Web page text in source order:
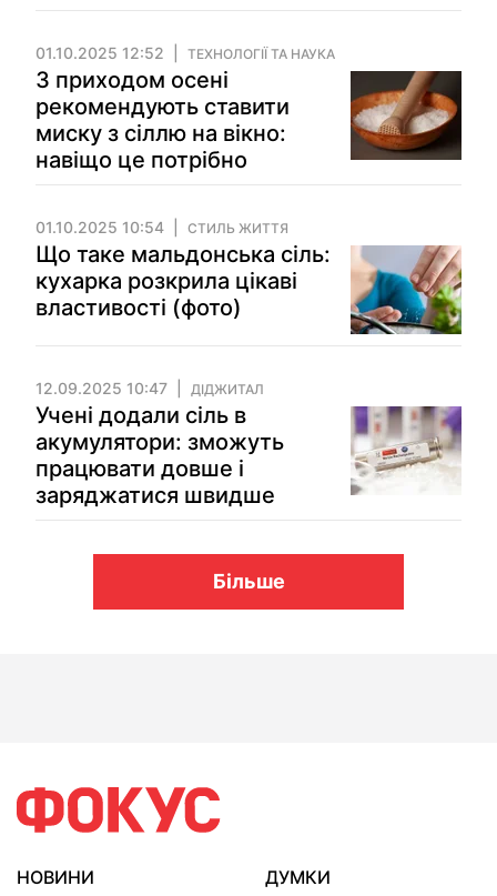
01.10.2025 12:52 ТЕХНОЛОГІЇ ТА НАУКА
З приходом осені
рекомендують ставити
миску з сіллю на вікно:
навіщо це потрібно
01.10.2025 10:54 СТИЛЬ ЖИТТЯ
Що таке мальдонська сіль:
кухарка розкрила цікаві
властивості (фото)
12.09.2025 10:47 ДІДЖИТАЛ
Учені додали сіль в
акумулятори: зможуть
працювати довше і
заряджатися швидше
Більше
НОВИНИ
ДУМКИ